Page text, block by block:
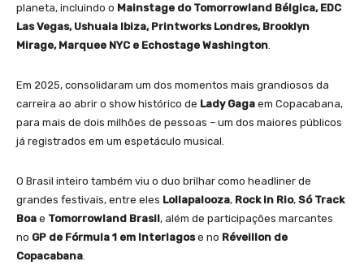
planeta, incluindo o Mainstage do Tomorrowland Bélgica, EDC
Las Vegas, Ushuaia Ibiza, Printworks Londres, Brooklyn
Mirage, Marquee NYC e Echostage Washington
Em 2025, consolidaram um dos momentos mais grandiosos da
carreira ao abrir o show histórico de Lady Gaga em Copacabana,
para mais de dois milhões de pessoas – um dos maiores públicos
já registrados em um espetáculo musical.
O Brasil inteiro também viu o duo brilhar como headliner de
grandes festivais, entre eles Lollapalooza, Rock in Rio, Só Track
Boa e Tomorrowland Brasil, além de participações marcantes
no GP de Fórmula 1 em Interlagose no Réveillon de
Copacabana